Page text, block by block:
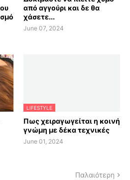
από αγγούρι και δε θα
χάσετε...
June 07, 2024
LIFESTYLE
Πως χειραγωγείται η κοινή
γνώμη με δέκα τεχνικές
June 01, 2024
Παλαιότερη